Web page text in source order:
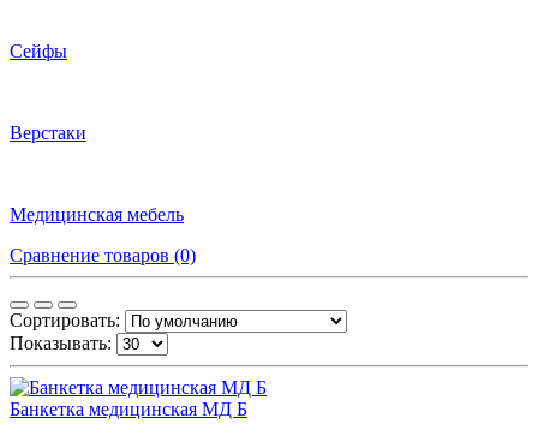
Сейфы
Верстаки
Медицинская мебель
Сравнение товаров (0)
Сортировать:
Показывать:
Банкетка медицинская МД Б